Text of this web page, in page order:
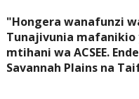
"Hongera wanafunzi
Tunajivunia
mtihani wa ACSEE.
Savannah Plains na